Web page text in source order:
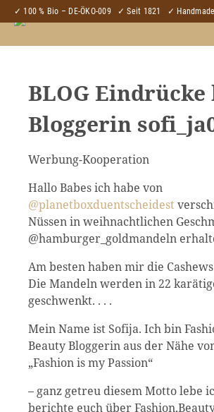
✓ 100 % Bio – DE-ÖKO-009 ✓ Seit 1821 ✓
BLOG Eindrücke
Bloggerin
Werbung-Kooperation
Hallo Babes ich habe von
@planetboxduentscheidest
Nüssen in weihnachtlichen
@hamburger_goldmandeln
Am besten haben mir die
Die Mandeln werden in 22
geschwenkt. . . .
Mein Name ist Sofija. Ich bin
Beauty Bloggerin aus der Nähe
„Fashion is my Passion“
– ganz getreu diesem Motto lebe
berichte euch über